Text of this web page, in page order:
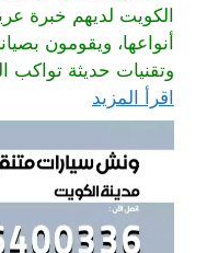
الكويت لديهم خبرة
أنواعها، ويقومون
وتقنيات حديثة تواكب
اقرأ المزيد